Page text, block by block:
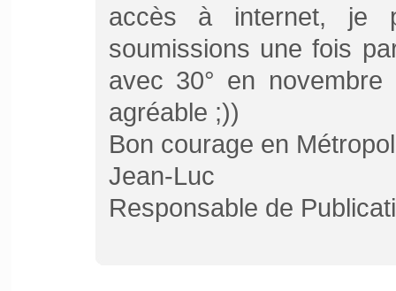
accès à internet, je
soumissions une fois
avec 30° en
agréable ;))
Bon courage en
Jean-Luc
Responsable de